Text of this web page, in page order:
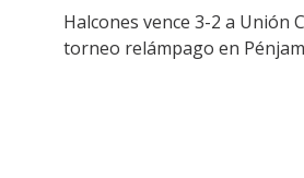
Halcones vence 3-2 a Unión
torneo relámpago en